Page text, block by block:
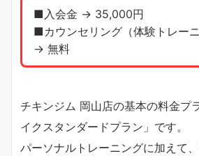
■入会金 → 35,000円
■カウンセリング（体験トレーニ
→ 無料
チキンジム 岡山店の基本の料金プ
イクスタンダードプラン」です。
パーソナルトレーニングに加えて